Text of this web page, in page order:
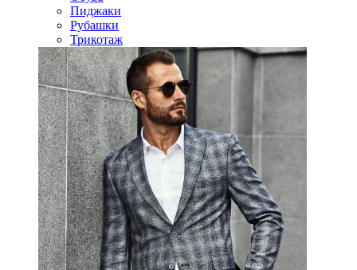
Пиджаки
Рубашки
Трикотаж